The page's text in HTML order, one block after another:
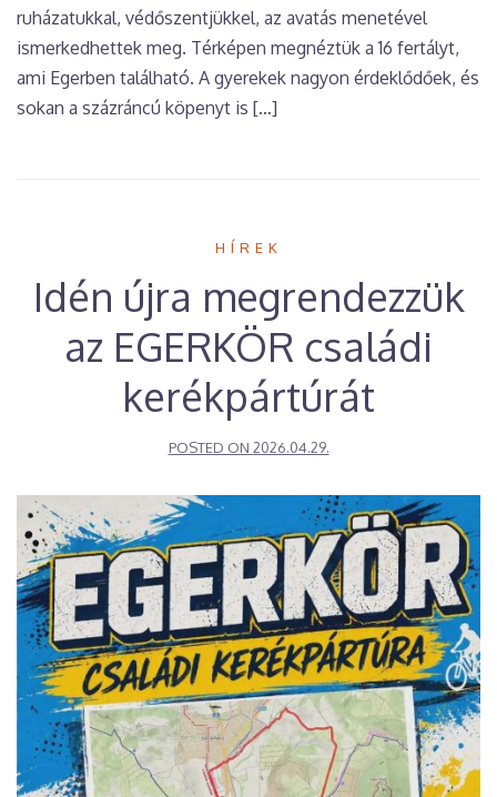
ruházatukkal, védőszentjükkel, az avatás menetével
ismerkedhettek meg. Térképen megnéztük a 16 fertályt,
ami Egerben található. A gyerekek nagyon érdeklődőek, és
sokan a százráncú köpenyt is […]
HÍREK
Idén újra megrendezzük
az EGERKÖR családi
kerékpártúrát
POSTED ON 2026.04.29.